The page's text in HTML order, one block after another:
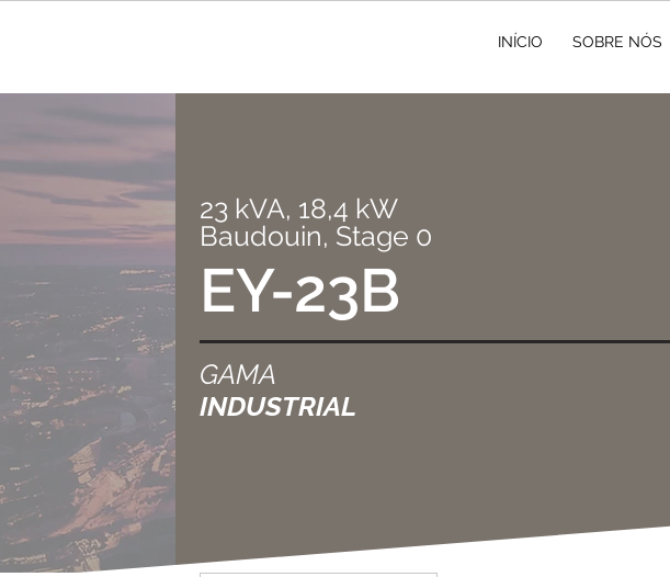
INÍCIO SOBRE NÓS
23 kVA, 18,4 kW
Baudouin, Stage 0
EY-23B
GAMA
INDUSTRIAL